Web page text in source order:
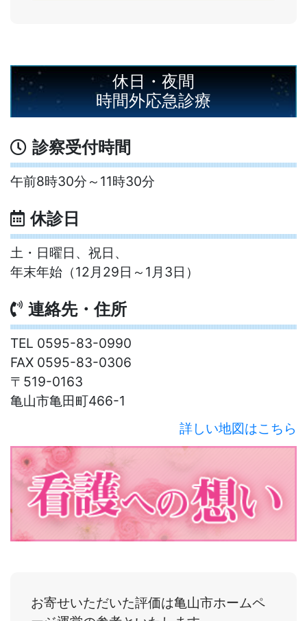
休日・夜間
時間外応急診療
診察受付時間
午前8時30分～11時30分
休診日
土・日曜日、祝日、
年末年始（12月29日～1月3日）
連絡先・住所
TEL 0595-83-0990
FAX 0595-83-0306
〒519-0163
亀山市亀田町466-1
詳しい地図はこちら